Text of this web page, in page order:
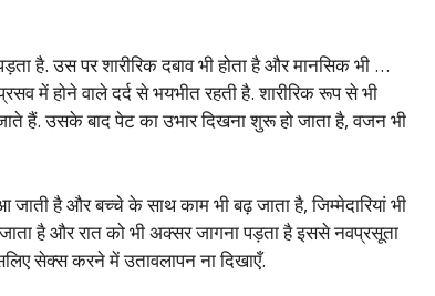
है. उस पर शारीरिक दबाव भी होता है और मानसिक भी …
में होने वाले दर्द से भयभीत रहती है. शारीरिक रूप से भी
हैं. उसके बाद पेट का उभार दिखना शुरू हो जाता है, वजन भी
है और बच्चे के साथ काम भी बढ़ जाता है, जिम्मेदारियां भी
है और रात को भी अक्सर जागना पड़ता है इससे नवप्रसूता
सेक्स करने में उतावलापन ना दिखाएँ.